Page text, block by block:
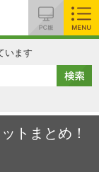
MENU
います
トまとめ！